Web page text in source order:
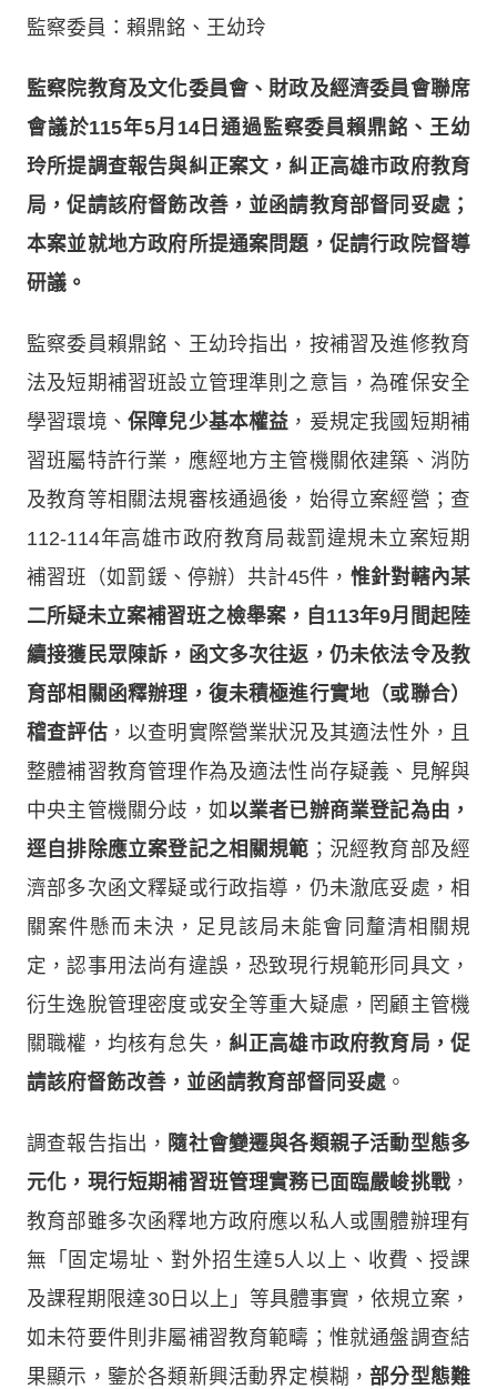
監察委員：賴鼎銘、王幼玲
監察院教育及文化委員會、財政及經濟委員會聯席
會議於115年5月14日通過監察委員賴鼎銘、王幼
玲所提調查報告與糾正案文，糾正高雄市政府教育
局，促請該府督飭改善，並函請教育部督同妥處；
本案並就地方政府所提通案問題，促請行政院督導
研議。
監察委員賴鼎銘、王幼玲指出，按補習及進修教育
法及短期補習班設立管理準則之意旨，為確保安全
學習環境、 保障兒少基本權益 ，爰規定我國短期補
習班屬特許行業，應經地方主管機關依建築、消防
及教育等相關法規審核通過後，始得立案經營；查
112-114年高雄市政府教育局裁罰違規未立案短期
補習班（如罰鍰、停辦）共計45件， 惟針對轄內某
二所疑未立案補習班之檢舉案，自113年9月間起陸
續接獲民眾陳訴，函文多次往返，仍未依法令及教
育部相關函釋辦理，復未積極進行實地（或聯合）
稽查評估，以查明實際營業狀況及其適法性外，且
整體補習教育管理作為及適法性尚存疑義、見解與
中央主管機關分歧，如以業者已辦商業登記為由，
逕自排除應立案登記之相關規範 ；況經教育部及經
濟部多次函文釋疑或行政指導，仍未澈底妥處，相
關案件懸而未決，足見該局未能會同釐清相關規
定，認事用法尚有違誤，恐致現行規範形同具文，
衍生逸脫管理密度或安全等重大疑慮，罔顧主管機
關職權，均核有怠失， 糾正高雄市政府教育局，促
請該府督飭改善，並函請教育部督同妥處 。
調查報告指出， 隨社會變遷與各類親子活動型態多
元化，現行短期補習班管理實務已面臨嚴峻挑戰 ，
教育部雖多次函釋地方政府應以私人或團體辦理有
無「固定場址、對外招生達5人以上、收費、授課
及課程期限達30日以上」等具體事實，依規立案，
如未符要件則非屬補習教育範疇；惟就通盤調查結
果顯示，鑒於各類新興活動界定模糊， 部分型態難